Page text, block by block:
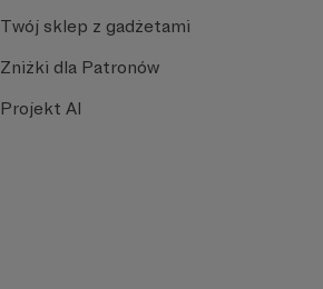
Twój sklep z gadżetami
Zniżki dla Patronów
Projekt AI